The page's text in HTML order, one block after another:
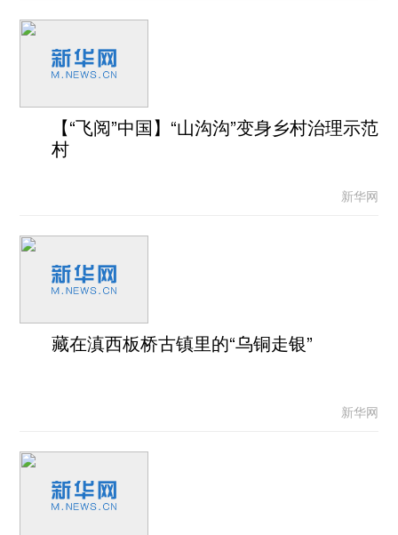
【“飞阅”中国】“山沟沟”变身乡村治理示范
村
新华网
藏在滇西板桥古镇里的“乌铜走银”
新华网